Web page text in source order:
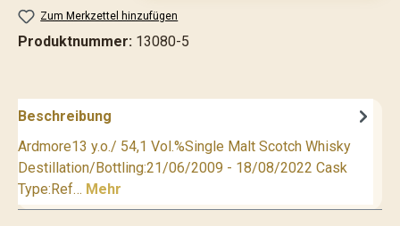
Zum Merkzettel hinzufügen
Produktnummer: 13080-5
Beschreibung
Ardmore13 y.o./ 54,1 Vol.%Single Malt Scotch Whisky
Destillation/Bottling:21/06/2009 - 18/08/2022 Cask
Type:Ref… Mehr